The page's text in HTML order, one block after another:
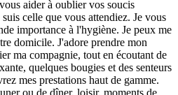
aider à oublier vos soucis
celle que vous attendiez. Je vous
importance à l'hygiène. Je peux me
domicile. J'adore prendre mon
ma compagnie, tout en écoutant de
quelques bougies et des senteurs
mes prestations haut de gamme.
ou de dîner, loisir, moments de